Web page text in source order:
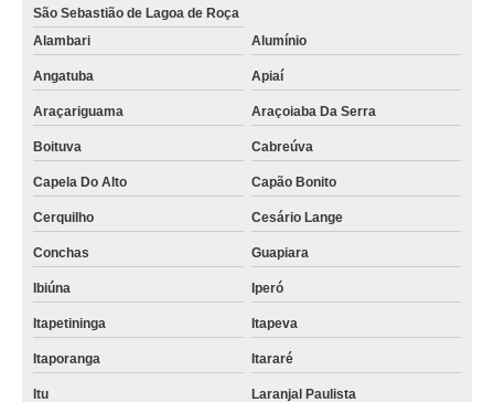
São Sebastião de Lagoa de Roça
Alambari
Alumínio
Angatuba Apiaí
Araçariguama Araçoiaba Da Serra
Boituva Cabreúva
Capela Do Alto Capão Bonito
Cerquilho Cesário Lange
Conchas Guapiara
Ibiúna Iperó
Itapetininga Itapeva
Itaporanga Itararé
Itu Laranjal Paulista